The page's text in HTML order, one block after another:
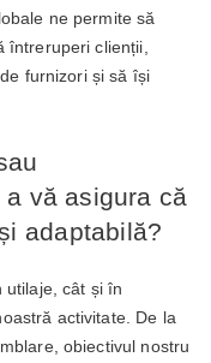
ne permite să
întreruperi clienții,
furnizori și să își
vă asigura că
adaptabilă?
utilaje, cât și în
activitate. De la
obiectivul nostru